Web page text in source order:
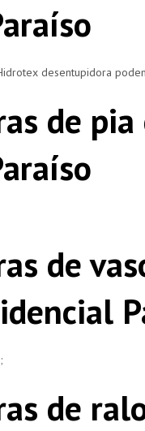
desentupidora
de
de
de